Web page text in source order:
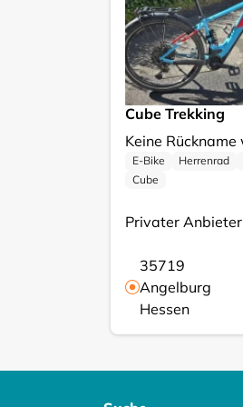
Cube Trekking
E-Bike Herrenrad
Cube
Privater Anbieter
35719
Angelburg
Hessen